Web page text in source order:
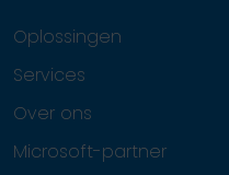
Oplossingen
Services
Over ons
Microsoft-partner